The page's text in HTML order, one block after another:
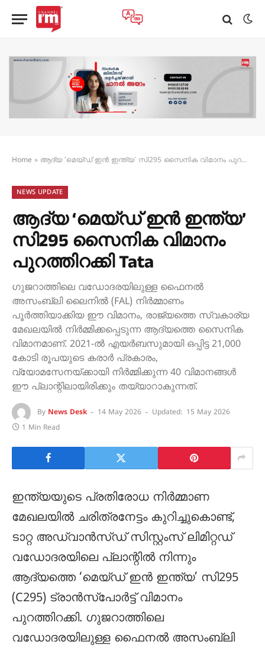
Home » ആദ്യ ‘മെയ്ഡ് ഇൻ ഇന്ത്യ’ സി295 സൈനിക വിമാനം പുറത്തിറക്കി Tata
NEWS UPDATE
ആദ്യ ‘മെയ്ഡ് ഇൻ ഇന്ത്യ’
സി295 സൈനിക വിമാനം
പുറത്തിറക്കി Tata
ഗുജറാത്തിലെ വഡോദരയിലുള്ള ഫൈനൽ
അസംബ്ലി ലൈനിൽ (FAL) നിർമ്മാണം
പൂർത്തിയാക്കിയ ഈ വിമാനം, രാജ്യത്തെ സ്വകാര്യ
മേഖലയിൽ നിർമ്മിക്കപ്പെടുന്ന ആദ്യത്തെ സൈനിക
വിമാനമാണ്. 2021-ൽ എയർബസുമായി ഒപ്പിട്ട 21,000
കോടി രൂപയുടെ കരാർ പ്രകാരം,
വ്യോമസേനയ്ക്കായി നിർമ്മിക്കുന്ന 40 വിമാനങ്ങൾ
ഈ പ്ലാന്റിലായിരിക്കും തയ്യാറാകുന്നത്.
By News Desk 14 May 2026 Updated: 15 May 2026
1 Min Read
ഇന്ത്യയുടെ പ്രതിരോധ നിർമ്മാണ
മേഖലയിൽ ചരിത്രനേട്ടം കുറിച്ചുകൊണ്ട്,
ടാറ്റ അഡ്വാൻസ്ഡ് സിസ്റ്റംസ് ലിമിറ്റഡ്
വഡോദരയിലെ പ്ലാന്റിൽ നിന്നും
ആദ്യത്തെ ‘മെയ്ഡ് ഇൻ ഇന്ത്യ’ സി295
(C295) ട്രാൻസ്പോർട്ട് വിമാനം
പുറത്തിറക്കി. ഗുജറാത്തിലെ
വഡോദരയിലുള്ള ഫൈനൽ അസംബ്ലി